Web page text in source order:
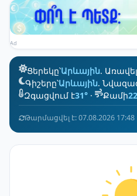
Ad
Ցերեկը՝Արևային.
Գիշերը՝Արևային.
Զգացվում է31° · Քամի
Թարմացվել է: 07.08.2026 17:48